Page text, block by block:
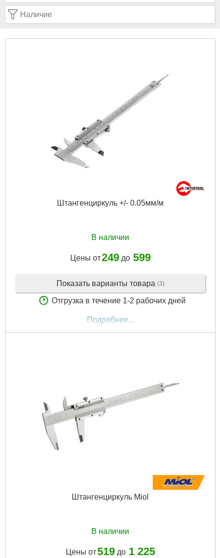
Наличие
Штангенциркуль +/- 0.05мм/м
В наличии
Цены от249до 599
Показать варианты товара (3)
Отгрузка в течение 1-2 рабочих дней
Подробнее...
Штангенциркуль Miol
В наличии
Цены от519до 1 225